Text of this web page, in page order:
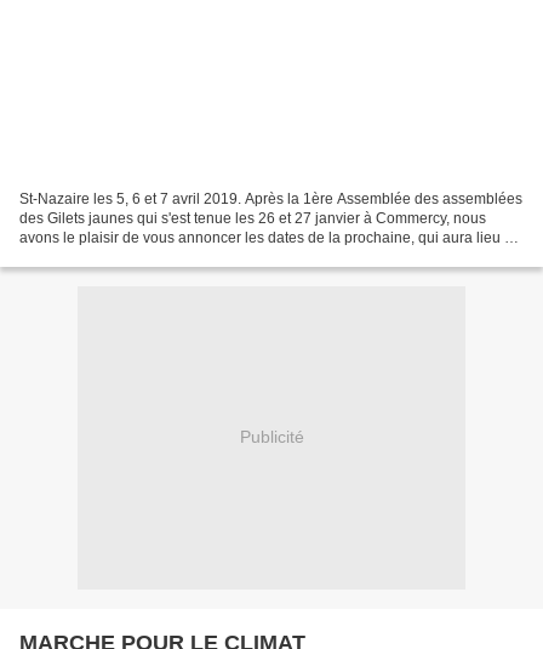
St-Nazaire les 5, 6 et 7 avril 2019. Après la 1ère Assemblée des assemblées
des Gilets jaunes qui s'est tenue les 26 et 27 janvier à Commercy, nous
avons le plaisir de vous annoncer les dates de la prochaine, qui aura lieu à
Publicité
MARCHE POUR LE CLIMAT